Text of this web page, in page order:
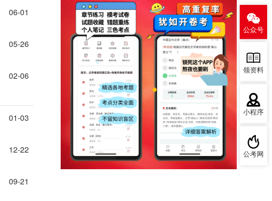
06-01
05-26
02-06
01-03
12-22
09-21
公众号
领资料
小程序
公考网